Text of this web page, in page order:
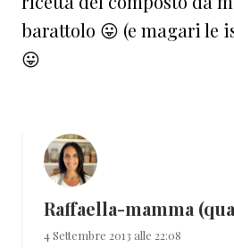
barattolo 😛 (e magari le
😛
Raffaella-mamma
4 Settembre 2013 alle 22:08